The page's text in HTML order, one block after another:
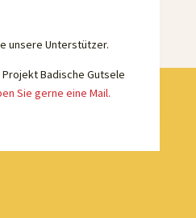
unsere Unterstützer.
Badische Gutsele
Sie gerne eine Mail.